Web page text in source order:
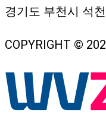
경기도 부천시 석
COPYRIGHT ©